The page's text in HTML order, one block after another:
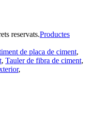
reservats.Productes
de placa de ciment,
, Tauler de fibra de ciment,
,